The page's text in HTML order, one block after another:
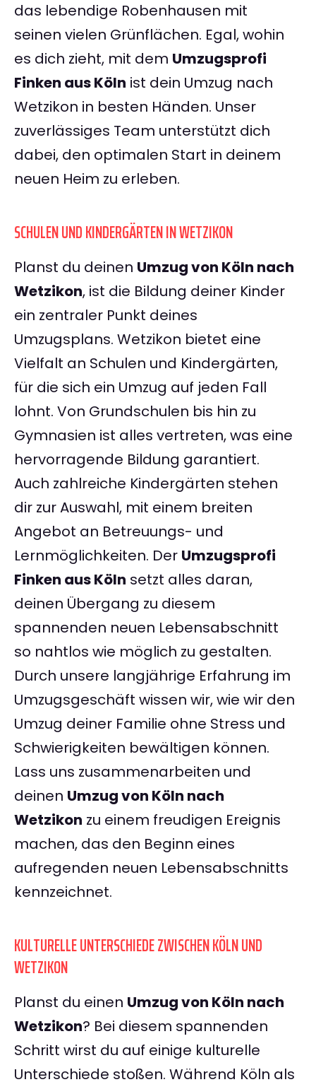
das lebendige Robenhausen mit
seinen vielen Grünflächen. Egal, wohin
es dich zieht, mit dem Umzugsprofi
Finken aus Köln ist dein Umzug nach
Wetzikon in besten Händen. Unser
zuverlässiges Team unterstützt dich
dabei, den optimalen Start in deinem
neuen Heim zu erleben.
SCHULEN UND KINDERGÄRTEN IN WETZIKON
Planst du deinen Umzug von Köln nach
Wetzikon, ist die Bildung deiner Kinder
ein zentraler Punkt deines
Umzugsplans. Wetzikon bietet eine
Vielfalt an Schulen und Kindergärten,
für die sich ein Umzug auf jeden Fall
lohnt. Von Grundschulen bis hin zu
Gymnasien ist alles vertreten, was eine
hervorragende Bildung garantiert.
Auch zahlreiche Kindergärten stehen
dir zur Auswahl, mit einem breiten
Angebot an Betreuungs- und
Lernmöglichkeiten. Der Umzugsprofi
Finken aus Köln setzt alles daran,
deinen Übergang zu diesem
spannenden neuen Lebensabschnitt
so nahtlos wie möglich zu gestalten.
Durch unsere langjährige Erfahrung im
Umzugsgeschäft wissen wir, wie wir den
Umzug deiner Familie ohne Stress und
Schwierigkeiten bewältigen können.
Lass uns zusammenarbeiten und
deinen Umzug von Köln nach
Wetzikon zu einem freudigen Ereignis
machen, das den Beginn eines
aufregenden neuen Lebensabschnitts
kennzeichnet.
KULTURELLE UNTERSCHIEDE ZWISCHEN KÖLN UND
WETZIKON
Planst du einen Umzug von Köln nach
Wetzikon? Bei diesem spannenden
Schritt wirst du auf einige kulturelle
Unterschiede stoßen. Während Köln als